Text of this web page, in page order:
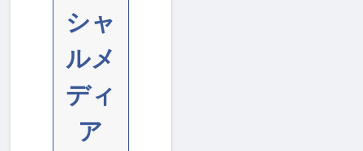
シャ
ルメ
ディ
ア